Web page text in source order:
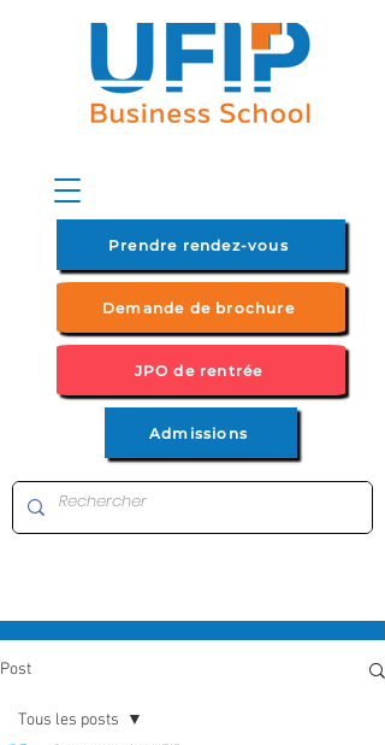
Prendre rendez-vous
Demande de brochure
JPO de rentrée
Admissions
Post
Tous les posts